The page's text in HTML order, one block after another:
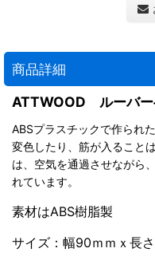
商品詳細
ATTWOOD ルーバ
ABSプラスチックで作られ
変色したり、筋が入ること
は、空気を通過させながら
れています。
素材はABS樹脂製
サイズ：幅90ｍｍｘ長